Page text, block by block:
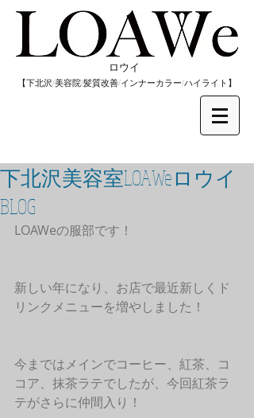
​ロウイ
​【下北沢/美容院/髪質改善/インナーカラー/​ハイライト】
下北沢美容室LOAWeロウイ
BLOG
LOAWeの服部です！
新しい年になり、お店で最近新しくド
リンクメニューを増やしました！
今まではメインでコーヒー、紅茶、コ
コア、抹茶ラテでしたが、今回紅茶ラ
テがさらに仲間入り！